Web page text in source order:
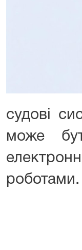
судові
може
роботами.